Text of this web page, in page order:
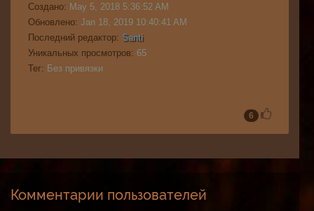
Создано: May 5, 2018 5:36:52 AM
Обновлено: Jan 18, 2019 10:40:41 AM
Последний редактор: Santi
Уникальных просмотров: 65
Тег: Без привязки
6
Комментарии пользователей